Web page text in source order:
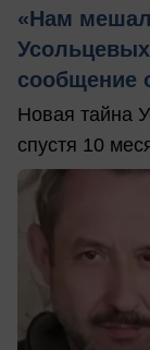
«Нам
сообщение
Новая тайна
спустя 10